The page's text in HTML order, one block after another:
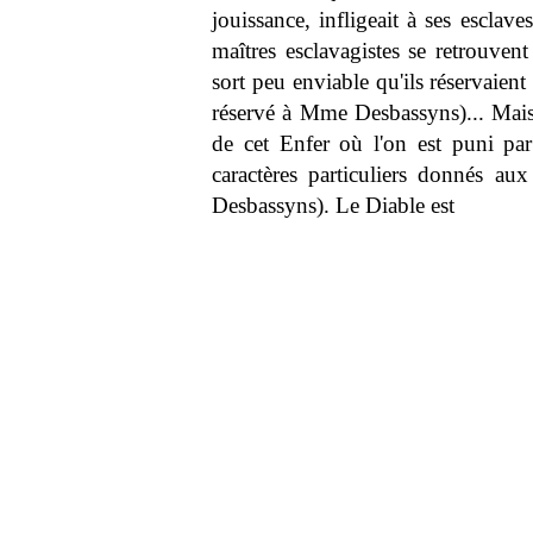
jouissance, infligeait à ses
maîtres esclavagistes se
sort peu enviable qu'ils
réservé à Mme Desbassyns)...
de cet Enfer où l'on est puni
caractères particuliers donnés
Desbassyns). Le Diable est